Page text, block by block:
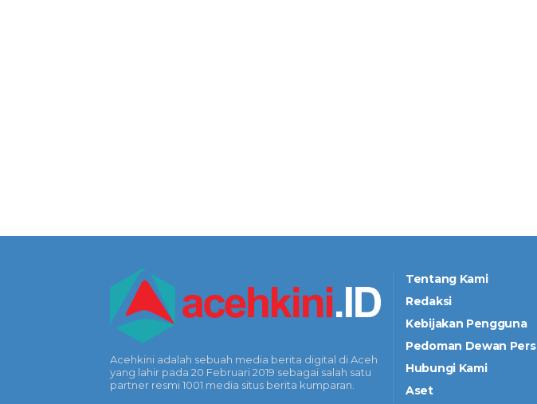
Acehkini adalah sebuah media berita digital di Aceh
yang lahir pada 20 Februari 2019 sebagai salah satu
partner resmi 1001 media situs berita kumparan.
Tentang Kami
Redaksi
Kebijakan Pengguna
Pedoman Dewan Pers
Hubungi Kami
Aset